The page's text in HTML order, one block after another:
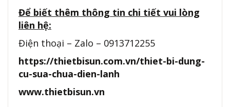
Để biết thêm thông tin chi tiết vui lòng
liên hệ:
Điện thoại – Zalo – 0913712255
https://thietbisun.com.vn/thiet-bi-dung-
cu-sua-chua-dien-lanh
www.thietbisun.vn